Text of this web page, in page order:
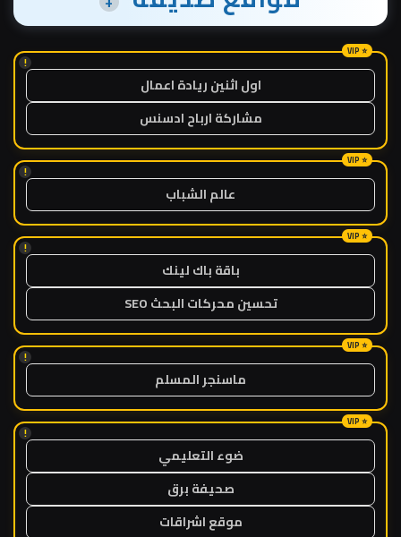
!
اول اثنين ريادة اعمال
مشاركة ارباح ادسنس
!
عالم الشباب
!
باقة باك لينك
تحسين محركات البحث SEO
!
ماسنجر المسلم
!
ضوء التعليمي
صحيفة برق
موقع اشراقات